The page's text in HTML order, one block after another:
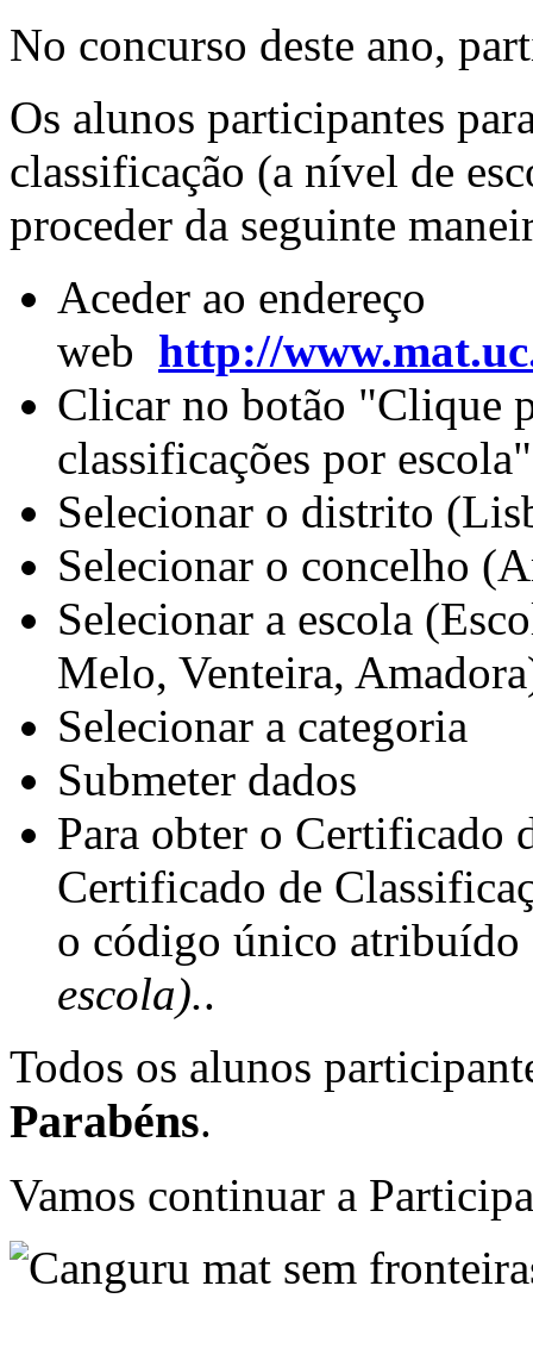
No concurso deste ano,
Os alunos participantes
classificação (a nível de
proceder da seguinte
Aceder ao endereço
web http://
Clicar no botão "Clique
classificações por escola"
Selecionar o distrito
Selecionar o concelho
Selecionar a escola
Melo, Venteira,
Selecionar a categoria
Submeter dados
Para obter o Certificado
Certificado de
o código único atribuído
escola)..
Todos os alunos
Parabéns.
Vamos continuar a